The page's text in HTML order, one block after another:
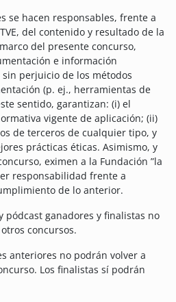
se hacen responsables, frente a
del contenido y resultado de la
del presente concurso,
e información
perjuicio de los métodos
(p. ej., herramientas de
sentido, garantizan: (i) el
vigente de aplicación; (ii)
de terceros de cualquier tipo, y
prácticas éticas. Asimismo, y
eximen a la Fundación ”la
responsabilidad frente a
de lo anterior.
pódcast ganadores y finalistas no
concursos.
anteriores no podrán volver a
Los finalistas sí podrán